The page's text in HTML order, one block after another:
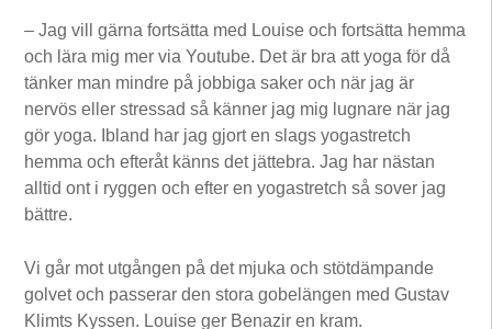
– Jag vill gärna fortsätta med Louise och fortsätta hemma
och lära mig mer via Youtube. Det är bra att yoga för då
tänker man mindre på jobbiga saker och när jag är
nervös eller stressad så känner jag mig lugnare när jag
gör yoga. Ibland har jag gjort en slags yoga­stretch
hemma och efteråt känns det jättebra. Jag har nästan
alltid ont i ryggen och efter en yoga­stretch så sover jag
bättre.
Vi går mot utgången på det mjuka och stötdämpande
golvet och passerar den stora gobelängen med Gustav
Klimts Kyssen. Louise ger Benazir en kram.